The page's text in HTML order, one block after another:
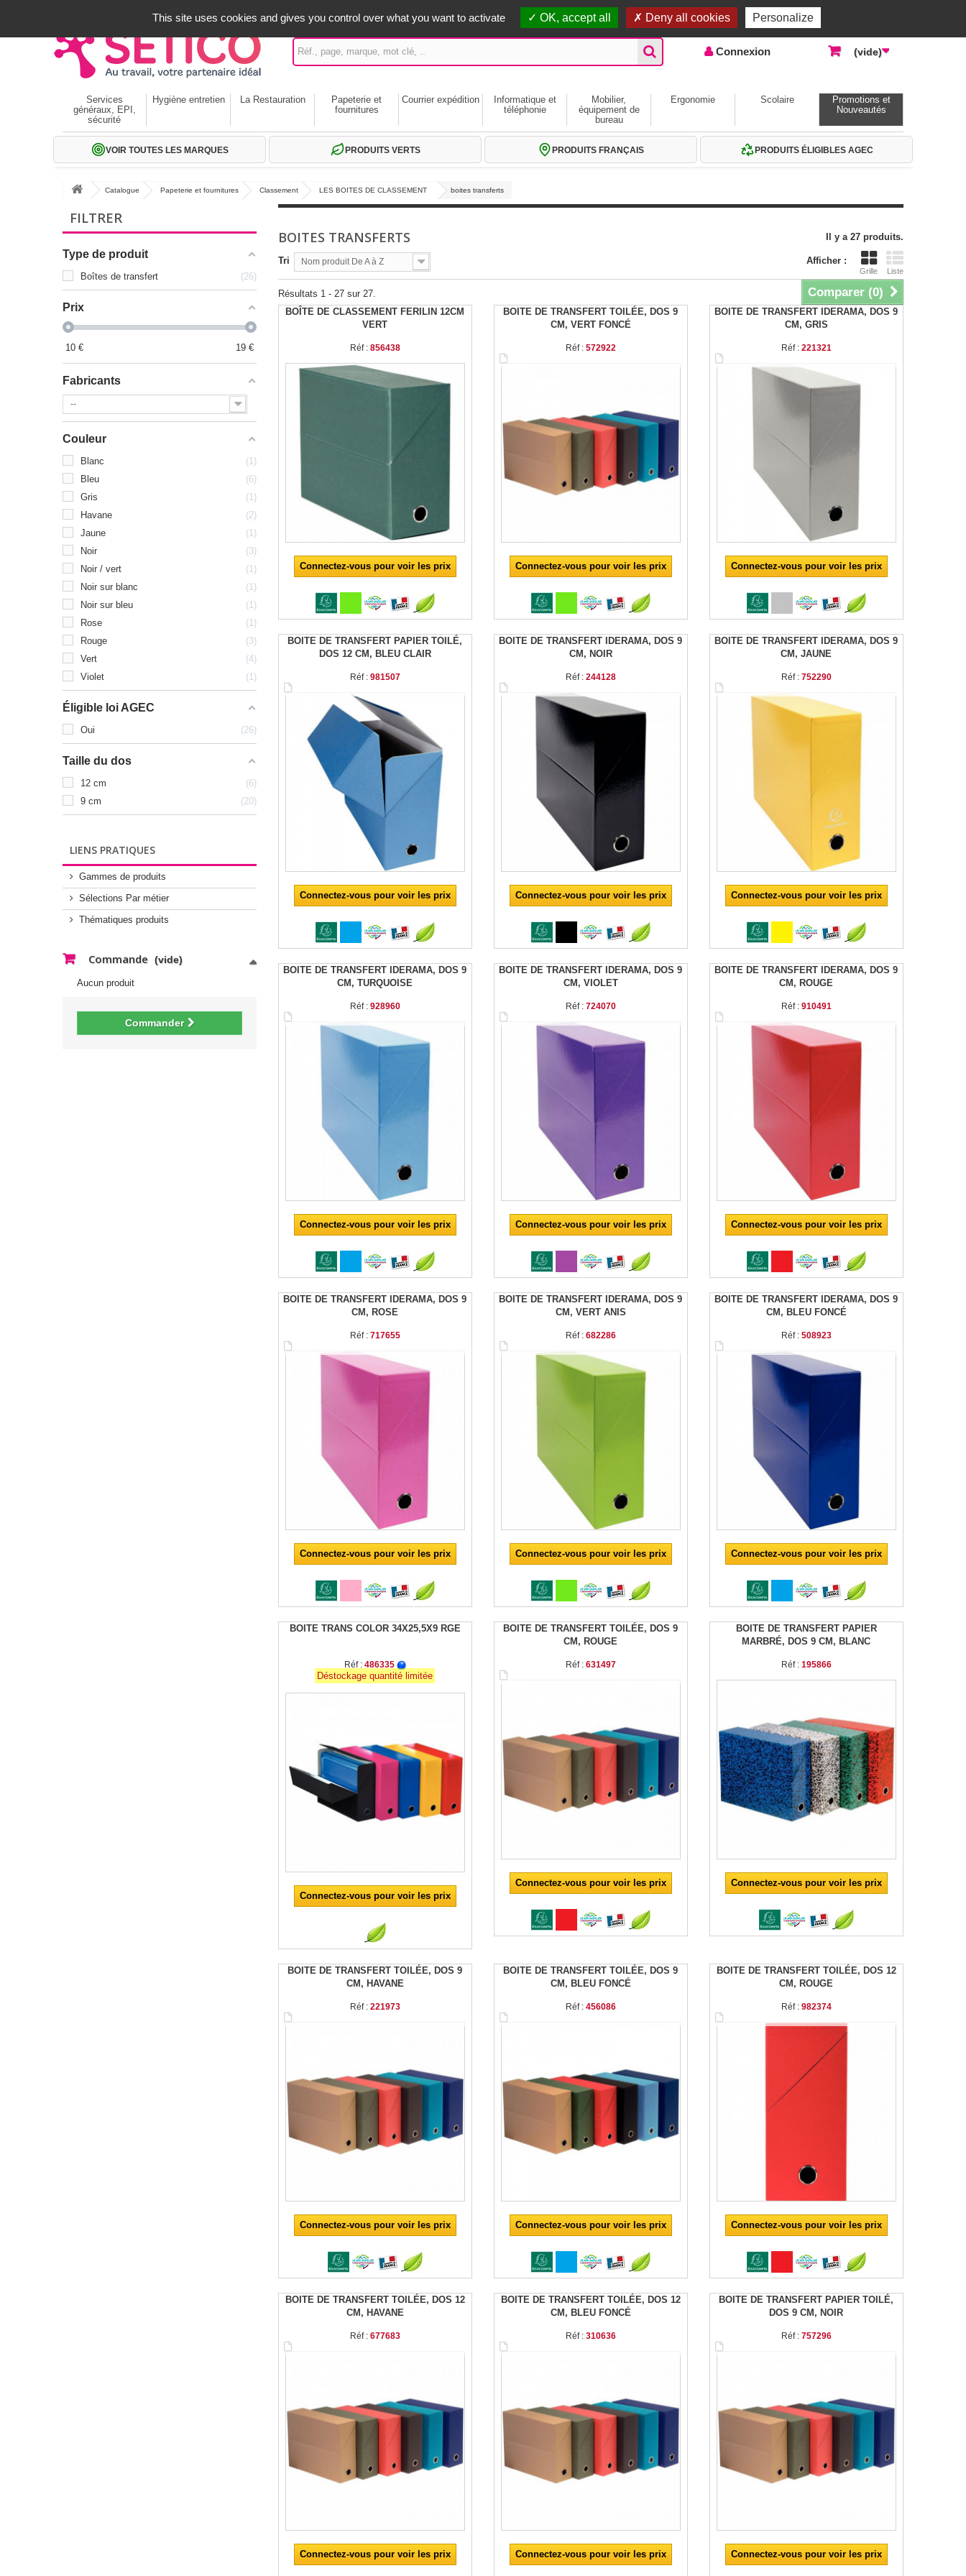
Accueil | Contactez-nous
Connexion (vide)
Services
généraux, EPI,
sécurité
Hygiène entretien La Restauration
Papeterie et
fournitures
Courrier expédition
Informatique et
téléphonie
Mobilier,
équipement de
bureau
Ergonomie Scolaire
Promotions et
Nouveautés
VOIR TOUTES LES MARQUES PRODUITS VERTS PRODUITS FRANÇAIS PRODUITS ÉLIGIBLES AGEC
Catalogue Papeterie et fournitures Classement LES BOITES DE CLASSEMENT boites transferts
FILTRER
Type de produit
Boîtes de transfert 26
Prix
10 € 19 €
Fabricants
--
Couleur
Blanc
1
Bleu
6
Gris
1
Havane
2
Jaune
1
Noir
3
Noir / vert
1
Noir sur blanc
1
Noir sur bleu
1
Rose
1
Rouge
3
Vert
4
Violet
1
Éligible loi AGEC
Oui 26
Taille du dos
12 cm
6
9 cm
20
LIENS PRATIQUES
Gammes de produits
Sélections Par métier
Thématiques produits
Commande (vide)
Aucun produit
Commander
BOITES TRANSFERTS Il y a 27 produits.
Afficher :
Grille Liste
Tri Nom produit De A à Z
Comparer (0)
Résultats 1 - 27 sur 27.
BOÎTE DE CLASSEMENT FERILIN 12CM
VERT
Réf : 856438
Connectez-vous pour voir les prix
BOITE DE TRANSFERT TOILÉE, DOS 9
CM, VERT FONCÉ
Réf : 572922
Connectez-vous pour voir les prix
BOITE DE TRANSFERT IDERAMA, DOS 9
CM, GRIS
Réf : 221321
Connectez-vous pour voir les prix
BOITE DE TRANSFERT PAPIER TOILÉ,
DOS 12 CM, BLEU CLAIR
Réf : 981507
Connectez-vous pour voir les prix
BOITE DE TRANSFERT IDERAMA, DOS 9
CM, NOIR
Réf : 244128
Connectez-vous pour voir les prix
BOITE DE TRANSFERT IDERAMA, DOS 9
CM, JAUNE
Réf : 752290
Connectez-vous pour voir les prix
BOITE DE TRANSFERT IDERAMA, DOS 9
CM, TURQUOISE
Réf : 928960
Connectez-vous pour voir les prix
BOITE DE TRANSFERT IDERAMA, DOS 9
CM, VIOLET
Réf : 724070
Connectez-vous pour voir les prix
BOITE DE TRANSFERT IDERAMA, DOS 9
CM, ROUGE
Réf : 910491
Connectez-vous pour voir les prix
BOITE DE TRANSFERT IDERAMA, DOS 9
CM, ROSE
Réf : 717655
Connectez-vous pour voir les prix
BOITE DE TRANSFERT IDERAMA, DOS 9
CM, VERT ANIS
Réf : 682286
Connectez-vous pour voir les prix
BOITE DE TRANSFERT IDERAMA, DOS 9
CM, BLEU FONCÉ
Réf : 508923
Connectez-vous pour voir les prix
BOITE TRANS COLOR 34X25,5X9 RGE
Réf : 486335
Déstockage quantité limitée
Connectez-vous pour voir les prix
BOITE DE TRANSFERT TOILÉE, DOS 9
CM, ROUGE
Réf : 631497
Connectez-vous pour voir les prix
BOITE DE TRANSFERT PAPIER
MARBRÉ, DOS 9 CM, BLANC
Réf : 195866
Connectez-vous pour voir les prix
BOITE DE TRANSFERT TOILÉE, DOS 9
CM, HAVANE
Réf : 221973
Connectez-vous pour voir les prix
BOITE DE TRANSFERT TOILÉE, DOS 9
CM, BLEU FONCÉ
Réf : 456086
Connectez-vous pour voir les prix
BOITE DE TRANSFERT TOILÉE, DOS 12
CM, ROUGE
Réf : 982374
Connectez-vous pour voir les prix
BOITE DE TRANSFERT TOILÉE, DOS 12
CM, HAVANE
Réf : 677683
Connectez-vous pour voir les prix
BOITE DE TRANSFERT TOILÉE, DOS 12
CM, BLEU FONCÉ
Réf : 310636
Connectez-vous pour voir les prix
BOITE DE TRANSFERT PAPIER TOILÉ,
DOS 9 CM, NOIR
Réf : 757296
Connectez-vous pour voir les prix
This site uses cookies and gives you control over what you want to activate OK, accept all Deny all cookies Personalize